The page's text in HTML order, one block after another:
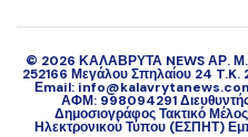
© 2026 ΚΑΛΑΒΡΥΤΑ NEWS ΑΡ.
252166 Μεγάλου Σπηλαίου 24
Εmail: info@kalavrytanews.com
ΑΦΜ: 998094291 Διευθυντής
Δημοσιογράφος Τακτικό
Ηλεκτρονικού Τύπου (ΕΣΠΗΤ)